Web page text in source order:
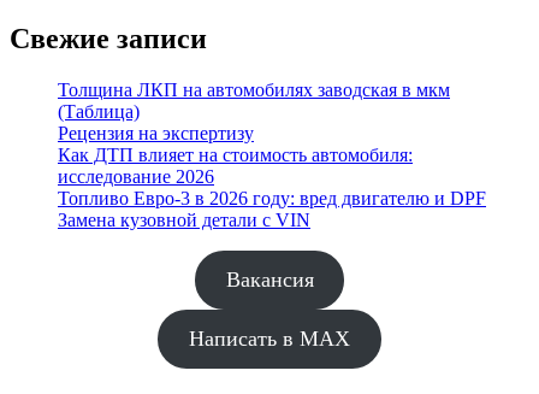
Свежие записи
Толщина ЛКП на автомобилях заводская в мкм
(Таблица)
Рецензия на экспертизу
Как ДТП влияет на стоимость автомобиля:
исследование 2026
Топливо Евро-3 в 2026 году: вред двигателю и DPF
Замена кузовной детали с VIN
Вакансия
Написать в MAX